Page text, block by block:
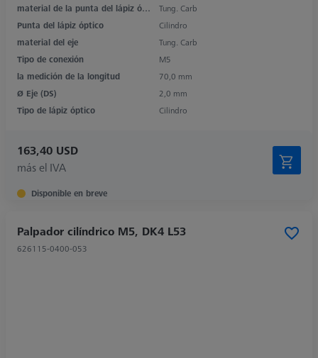
material de la punta del lápiz óptico
Tung. Carb
Punta del lápiz óptico
Cilindro
material del eje
Tung. Carb
Tipo de conexión
M5
la medición de la longitud
70,0 mm
Ø Eje (DS)
2,0 mm
Tipo de lápiz óptico
Cilindro
163,40 USD
más el IVA
Disponible en breve
Palpador cilíndrico M5, DK4 L53
626115-0400-053